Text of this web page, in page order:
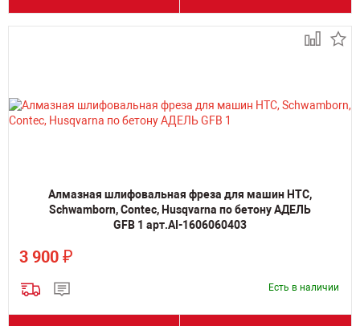
Алмазная шлифовальная фреза для машин HTC,
Schwamborn, Contec, Husqvarna по бетону АДЕЛЬ
GFB 1 арт.AI-1606060403
3 900 ₽
Есть в наличии